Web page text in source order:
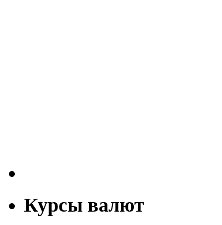
Курсы валют